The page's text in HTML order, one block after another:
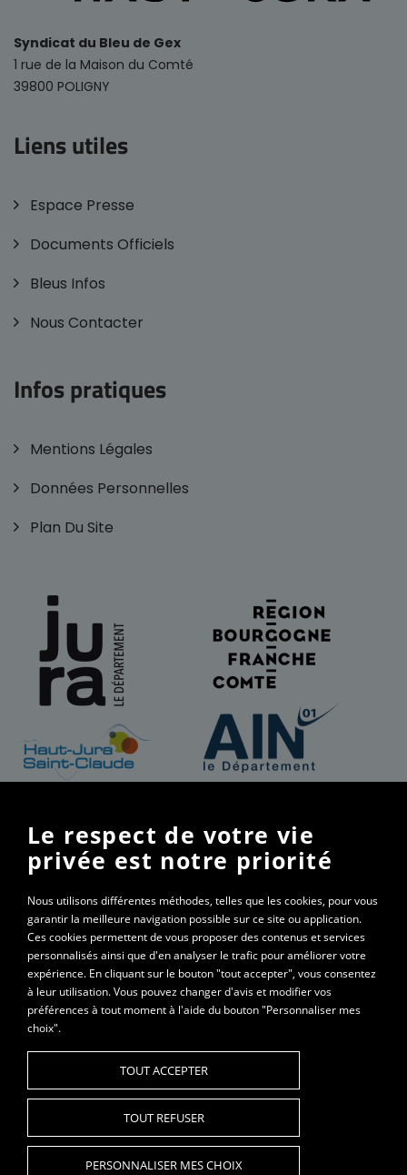
Syndicat du Bleu de Gex
1 rue de la Maison du Comté
39800 POLIGNY
Liens utiles
Espace Presse
Documents Officiels
Bleus Infos
Nous Contacter
Infos pratiques
Mentions Légales
Données Personnelles
Plan Du Site
Franche-Comté. L’aide octroyée par la Région Bourgogne
Franche-Comté d’un montant de 9 600 € en 2024 a
de l'eau, d’améliorer la qualité organoleptique du Bleu de
Gex, et de renouveler l’adhésion de la filière à la Marque
Valeurs Parc.
Syndicat interprofessionnel de défense du Bleu de
Gex | 03 84 37 37 57
© 2022 Syndicat du Bleu de Gex - Tous droits réservés
Le respect de votre vie
privée est notre priorité
Nous utilisons différentes méthodes, telles que les cookies, pour vous
garantir la meilleure navigation possible sur ce site ou application.
Ces cookies permettent de vous proposer des contenus et services
personnalisés ainsi que d'en analyser le trafic pour améliorer votre
expérience. En cliquant sur le bouton "tout accepter", vous consentez
à leur utilisation. Vous pouvez changer d'avis et modifier vos
préférences à tout moment à l'aide du bouton "Personnaliser mes
choix".
TOUT ACCEPTER
TOUT REFUSER
PERSONNALISER MES CHOIX